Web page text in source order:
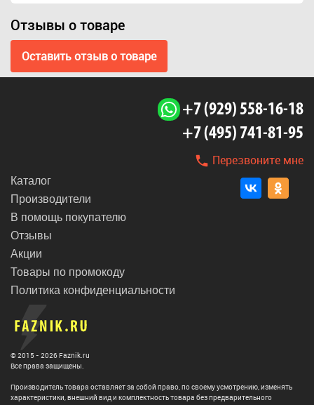
Отзывы о товаре
Оставить отзыв о товаре
+7 (929) 558-16-18
+7 (495) 741-81-95
Перезвоните мне
Каталог
Производители
В помощь покупателю
Отзывы
Акции
Товары по промокоду
Политика конфиденциальности
© 2015 - 2026 Faznik.ru
Все права защищены.
Производитель товара оставляет за собой право, по своему усмотрению, изменять
характеристики, внешний вид и комплектность товара без предварительного